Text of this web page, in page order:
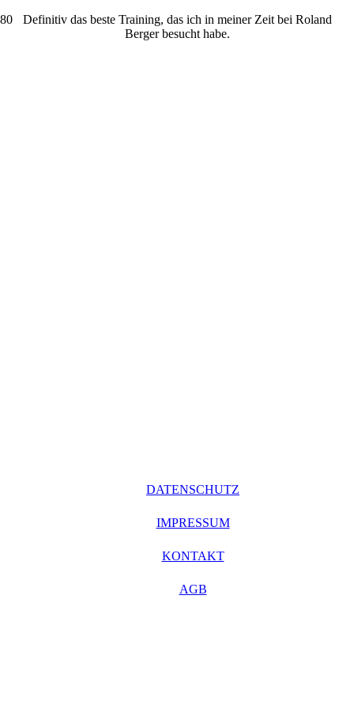
Definitiv das beste Training, das ich in meiner Zeit bei Roland
Berger besucht habe.
DATENSCHUTZ
IMPRESSUM
KONTAKT
AGB